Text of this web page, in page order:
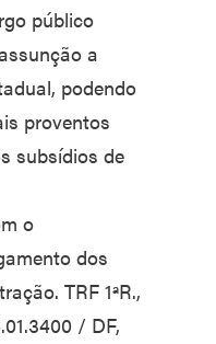
público
a
podendo
proventos
subsídios de
o
dos
TRF 1ªR.,
/ DF,